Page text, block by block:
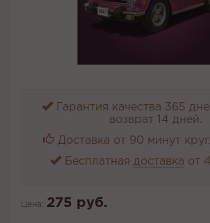
Гарантия качества 365
возврат 14 дней.
Доставка от 90 минут
Бесплатная доставка от
Цена: 275 руб.